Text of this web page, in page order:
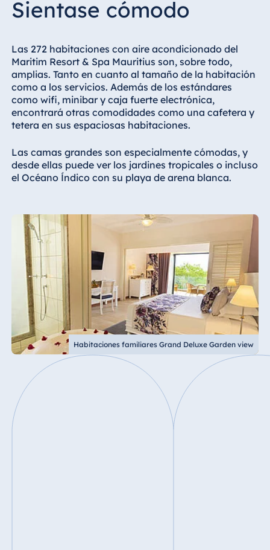
Sientase cómodo
Las 272 habitaciones con aire acondicionado del
Maritim Resort & Spa Mauritius son, sobre todo,
amplias. Tanto en cuanto al tamaño de la habitación
como a los servicios. Además de los estándares
como wifi, minibar y caja fuerte electrónica,
encontrará otras comodidades como una cafetera y
tetera en sus espaciosas habitaciones.
Las camas grandes son especialmente cómodas, y
desde ellas puede ver los jardines tropicales o incluso
el Océano Índico con su playa de arena blanca.
Habitaciones familiares Grand Deluxe Garden view